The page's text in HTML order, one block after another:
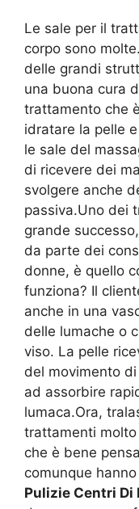
Le sale per il
corpo sono
delle grandi
una buona cura
trattamento che
idratare la pelle
le sale del
di ricevere dei
svolgere anche
passiva.Uno dei
grande
da parte dei
donne, è quello
funziona? Il
anche in una
delle lumache o
viso. La pelle
del movimento
ad assorbire
lumaca.Ora,
trattamenti
che è bene
comunque
Pulizie Centri Di